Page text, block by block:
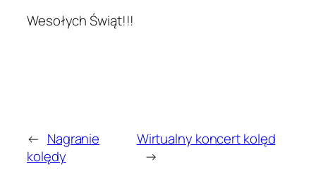
Wesołych Świąt!!!
← Nagranie
kolędy
Wirtualny koncert kolęd
→